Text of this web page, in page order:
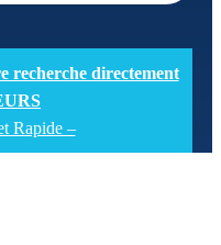
recherche directement
Rapide –